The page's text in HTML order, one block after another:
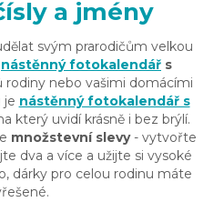
a jmény
svým prarodičům velkou
nástěnný fotokalendář s
rodiny nebo vašimi domácími
je nástěnný fotokalendář s
který uvidí krásně i bez brýlí.
množstevní slevy- vytvořte
dva a více a užijte si vysoké
dárky pro celou rodinu máte